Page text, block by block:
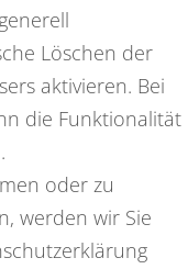
Löschen der
aktivieren. Bei
die Funktionalität
oder zu
werden wir Sie